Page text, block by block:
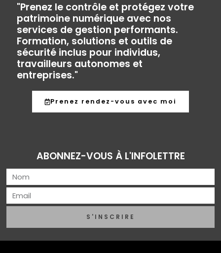
"Prenez le contrôle et protégez votre
patrimoine numérique avec nos
services de gestion performants.
Formation, solutions et outils de
sécurité inclus pour individus,
travailleurs autonomes et
entreprises."
Prenez rendez-vous avec moi
ABONNEZ-VOUS À L'INFOLETTRE
S'INSCRIRE